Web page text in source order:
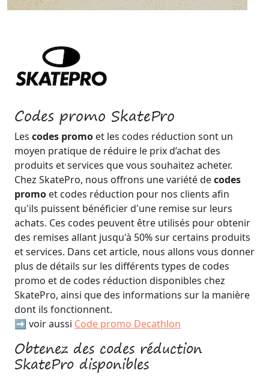
Codes promo SkatePro
Les codes promo et les codes réduction sont un
moyen pratique de réduire le prix d’achat des
produits et services que vous souhaitez acheter.
Chez SkatePro, nous offrons une variété decodes
promo et codes réduction pour nos clients afin
qu'ils puissent bénéficier d'une remise sur leurs
achats. Ces codes peuvent être utilisés pour obtenir
des remises allant jusqu'à 50% sur certains produits
et services. Dans cet article, nous allons vous donner
plus de détails sur les différents types de codes
promo et de codes réduction disponibles chez
SkatePro, ainsi que des informations sur la manière
dont ils fonctionnent.
➡️ voir aussi Code promo Decathlon
Obtenez des codes réduction
SkatePro disponibles